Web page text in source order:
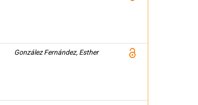
González Fernández, Esther